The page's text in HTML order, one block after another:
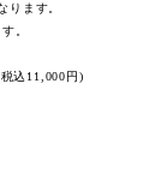
ります。
。
込11,000円)